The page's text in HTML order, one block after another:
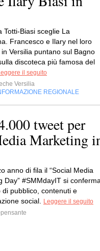
Totti-Biasi sceglie La
Francesco e Ilary nel loro
Versilia puntano sul Bagno
discoteca più famosa del
il seguito
Versilia
REGIONALE
tweet per
Marketing
anno di fila il “Social Media
Day” #SMMdayIT si
di pubblico, contenuti e
social.
Leggere il seguito